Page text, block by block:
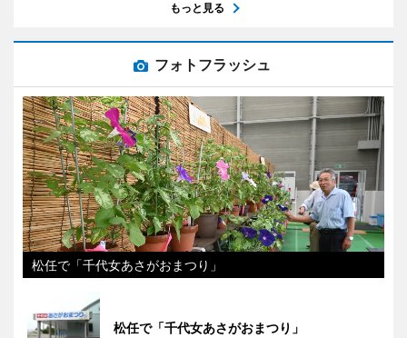
もっと見る
フォトフラッシュ
松任で「千代女あさがおまつり」
松任で「千代女あさがおまつり」